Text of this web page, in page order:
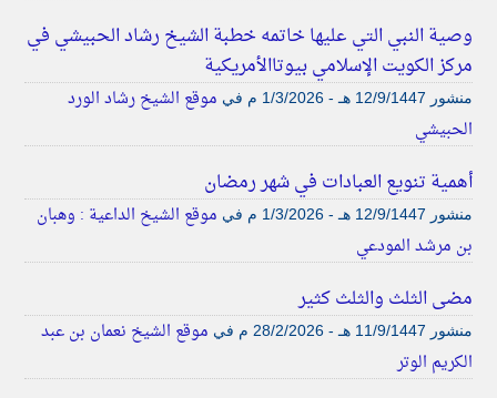
وصية النبي التي عليها خاتمه خطبة الشيخ رشاد الحبيشي في
مركز الكويت الإسلامي بيوتاالأمريكية
منشور في موقع الشيخ رشاد الورد
الحبيشي
أهمية تنويع العبادات في شهر رمضان
منشور في موقع الشيخ الداعية : وهبان
بن مرشد المودعي
مضى الثلث والثلث كثير
منشور في موقع الشيخ نعمان بن عبد
الكريم الوتر